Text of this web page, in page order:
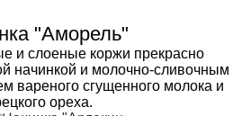
"Аморель"
и слоеные коржи прекрасно
начинкой и молочно-сливочным
вареного сгущенного молока и
ореха.